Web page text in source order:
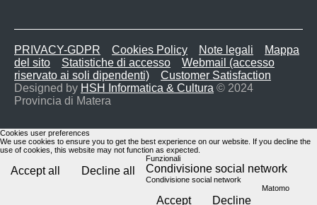
PRIVACY-GDPR Cookies Policy Note legali
Mappa
del sito
Statistiche di accesso
Webmail (accesso
riservato ai soli dipendenti)
Customer Satisfaction
Designed by HSH Informatica & Cultura © 2024
Provincia di Matera
Cookies user preferences
We use cookies to ensure you to get the best experience on our website. If you decline the
use of cookies, this website may not function as expected.
Accept all Decline all
Funzionali
Condivisione social network
Condivisione social network
Accept Decline
Matomo